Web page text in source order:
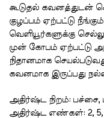
கூடுதல் கவனத்துடன்
குழப்பம் ஏற்பட்டு நீங்கும்
வெளியூர்களுக்கு
முன் கோபம் ஏற்பட்டு
நிதானமாக
கவனமாக இருப்பது
அதிர்ஷ்ட நிறம்: பச்சை,
அதிர்ஷ்ட எண்கள்: 2,